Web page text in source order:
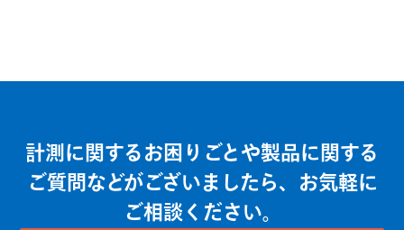
計測に関するお困りごとや製品に関する
ご質問などがございましたら、お気軽に
ご相談ください。